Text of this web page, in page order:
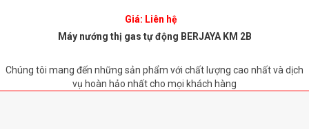
Giá: Liên hệ
Máy nướng thị gas tự động BERJAYA KM 2B
Chúng tôi mang đến những sản phẩm với chất lượng cao nhất và dịch
vụ hoàn hảo nhất cho mọi khách hàng